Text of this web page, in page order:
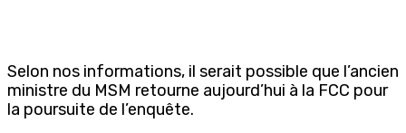
Selon nos informations, il serait possible que l’ancien
ministre du MSM retourne aujourd’hui à la FCC pour
la poursuite de l’enquête.